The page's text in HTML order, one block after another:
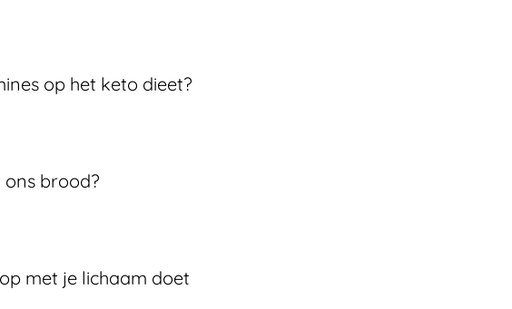
op het keto dieet?
ons brood?
met je lichaam doet